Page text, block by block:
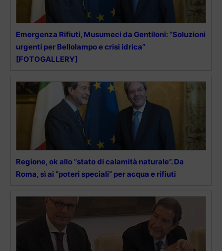
Emergenza Rifiuti, Musumeci da Gentiloni: “Soluzioni
urgenti per Bellolampo e crisi idrica”
[FOTOGALLERY]
Regione, ok allo “stato di calamità naturale”. Da
Roma, sì ai “poteri speciali” per acqua e rifiuti